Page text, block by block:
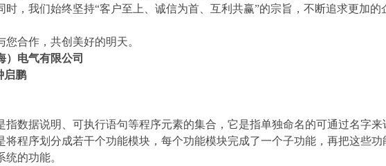
时，我们始终坚持“客户至上、诚信为首、互利共赢”的宗旨，不断追求更加
您合作，共创美好的明天。
）电气有限公司
启鹏
指数据说明、可执行语句等程序元素的集合，它是指单独命名的可通过名字
将程序划分成若干个功能模块，每个功能模块完成了一个子功能，再把这些
统的功能。